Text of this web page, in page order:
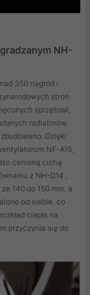
NH-
350 nagród i
stron
sprzętowi,
radiatorów
Dzięki
NF-A15,
cenioną cichą
z NH-D14 ,
140 do 150 mm, a
od siebie, co
ciepła na
przyczynia się do